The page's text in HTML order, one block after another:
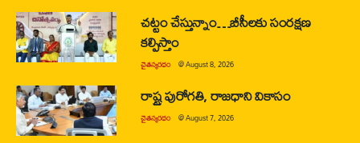
చట్టం చేస్తున్నాం…బీసీలకు సంరక్షణ
కల్పిస్తాం
చైతన్యరధం @August 8, 2026
రాష్ట్ర పురోగతి, రాజధాని వికాసం
చైతన్యరధం @August 7, 2026